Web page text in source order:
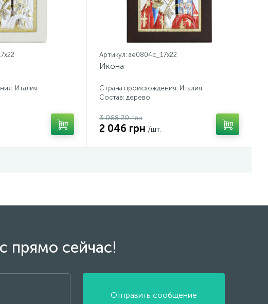
Италия
Артикул: ae0804c_17х22
Икона
Страна происхождения: Италия
Состав: дерево
3 068.20 грн
2 046 грн /шт.
прямо сейчас!
Отправить сообщение